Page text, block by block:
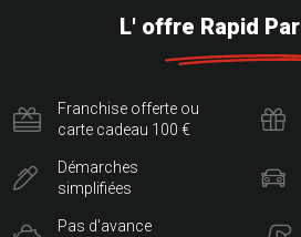
L' offre Rapid
Franchise offerte ou
carte cadeau 100 €
Démarches
simplifiées
Pas d'avance